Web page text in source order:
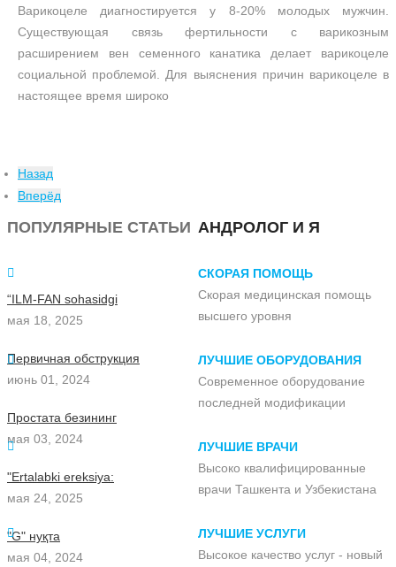
Варикоцеле диагностируется у 8-20% молодых мужчин.
Существующая связь фертильности с варикозным
расширением вен семенного канатика делает варикоцеле
социальной проблемой. Для выяснения причин варикоцеле в
настоящее время широко
Назад
Вперёд
ПОПУЛЯРНЫЕ СТАТЬИ
“ILM-FAN sohasidgi
мая 18, 2025
Первичная обструкция
июнь 01, 2024
Простата безининг
мая 03, 2024
"Ertalabki ereksiya:
мая 24, 2025
"G" нуқта
мая 04, 2024
АНДРОЛОГ И Я
СКОРАЯ ПОМОЩЬ
Скорая медицинская помощь
высшего уровня
ЛУЧШИЕ ОБОРУДОВАНИЯ
Современное оборудование
последней модификации
ЛУЧШИЕ ВРАЧИ
Высоко квалифицированные
врачи Ташкента и Узбекистана
ЛУЧШИЕ УСЛУГИ
Высокое качество услуг - новый